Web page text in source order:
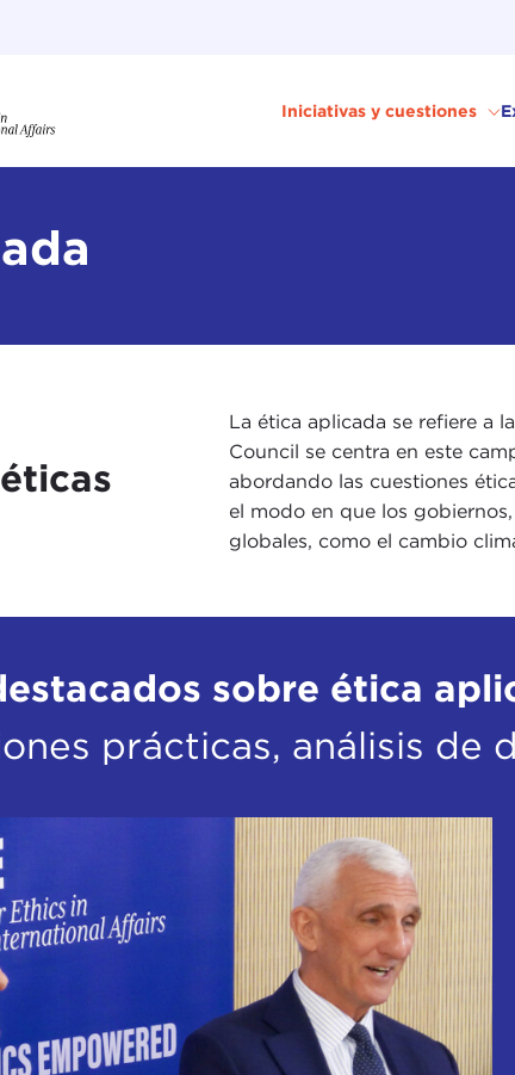
Iniciativas y cuestiones
La ética aplicada se refiere a
Council se centra en este
abordando las cuestiones
el modo en que los
globales, como el cambio
sobre ética
prácticas, análisis de